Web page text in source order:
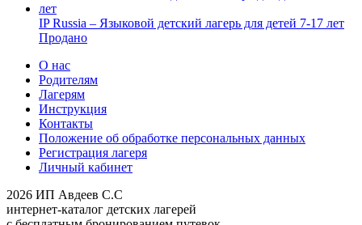
IP Russia – Языковой детский лагерь для детей 7-17 лет
Продано
О нас
Родителям
Лагерям
Инструкция
Контакты
Положение об обработке персональных данных
Регистрация лагеря
Личный кабинет
2026 ИП Авдеев С.С
интернет-каталог детских лагерей